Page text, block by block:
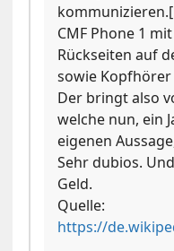
CMF Phone 1
Rückseiten auf
sowie Kopfhörer
Der bringt also
welche nun, ein
eigenen
Sehr dubios.
Geld.
Quelle: